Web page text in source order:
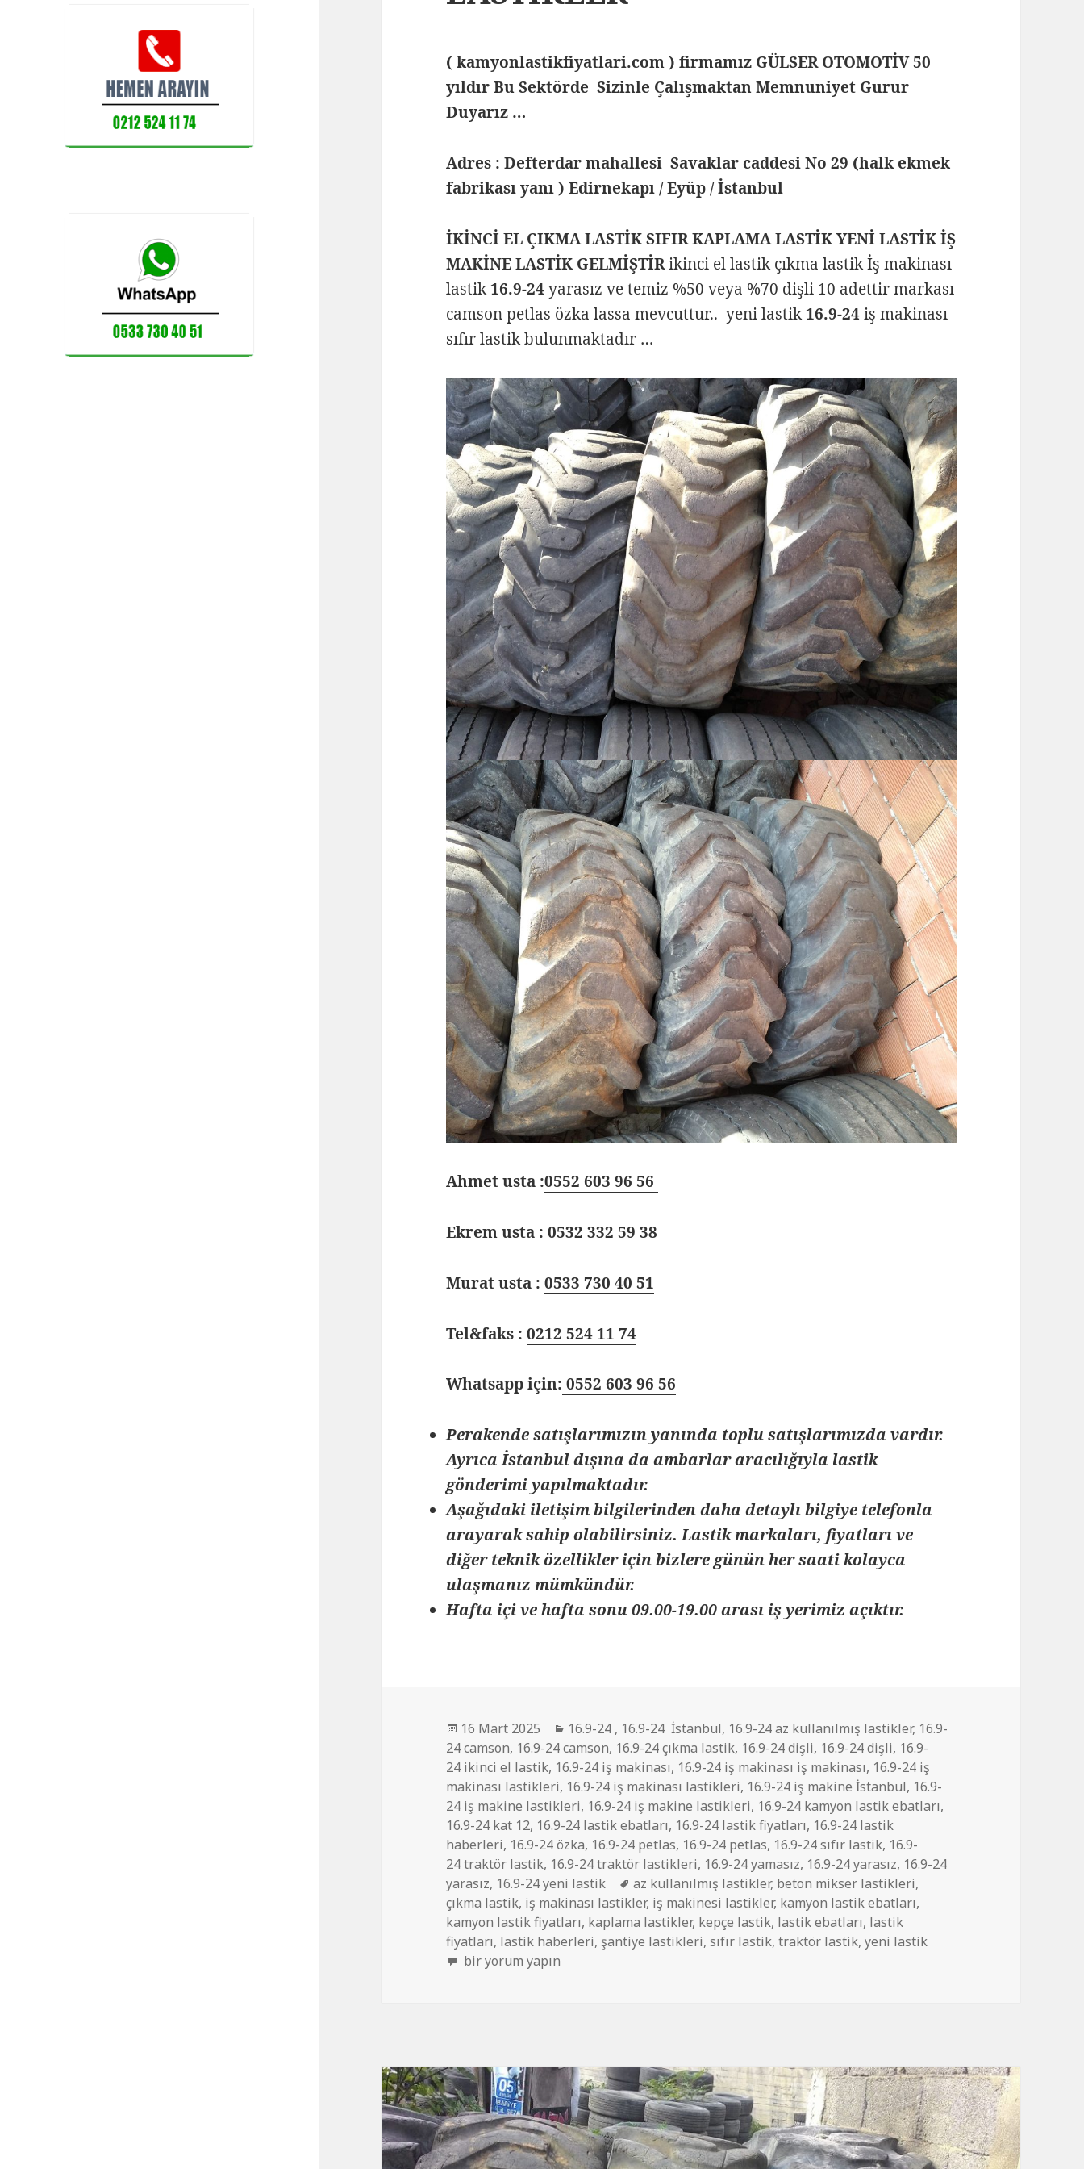
( kamyonlastikfiyatlari.com ) firmamız GÜLSER OTOMOTİV 50
yıldır Bu Sektörde Sizinle Çalışmaktan Memnuniyet Gurur
Duyarız …
Adres : Defterdar mahallesi Savaklar caddesi No 29 (halk ekmek
fabrikası yanı ) Edirnekapı / Eyüp / İstanbul
İKİNCİ EL ÇIKMA LASTİK SIFIR KAPLAMA LASTİK YENİ LASTİK İŞ
MAKİNE LASTİK GELMİŞTİRikinci el lastik çıkma lastik İş makinası
lastik16.9-24yarasız ve temiz %50 veya %70 dişli 10 adettir markası
camson petlas özka lassa mevcuttur.. yeni lastik16.9-24iş makinası
sıfır lastik bulunmaktadır …
Ahmet usta :0552 603 96 56
Ekrem usta :0532 332 59 38
Murat usta :0533 730 40 51
Tel&faks :0212 524 11 74
Whatsapp için: 0552 603 96 56
Perakende satışlarımızın yanında toplu satışlarımızda vardır.
Ayrıca İstanbul dışına da ambarlar aracılığıyla lastik
gönderimi yapılmaktadır.
Aşağıdaki iletişim bilgilerinden daha detaylı bilgiye telefonla
arayarak sahip olabilirsiniz. Lastik markaları, fiyatları ve
diğer teknik özellikler için bizlere günün her saati kolayca
ulaşmanız mümkündür.
Hafta içi ve hafta sonu 09.00-19.00 arası iş yerimiz açıktır.
Yayın
tarihi
16 Mart 2025 Kategoriler
16.9-24 , 16.9-24 İstanbul, 16.9-24 az kullanılmış lastikler, 16.9-
24 camson, 16.9-24 camson, 16.9-24 çıkma lastik, 16.9-24 dişli, 16.9-24 dişli, 16.9-
24 ikinci el lastik, 16.9-24 iş makinası, 16.9-24 iş makinası iş makinası, 16.9-24 iş
makinası lastikleri, 16.9-24 iş makinası lastikleri, 16.9-24 iş makine İstanbul, 16.9-
24 iş makine lastikleri, 16.9-24 iş makine lastikleri, 16.9-24 kamyon lastik ebatları,
16.9-24 kat 12, 16.9-24 lastik ebatları, 16.9-24 lastik fiyatları, 16.9-24 lastik
haberleri, 16.9-24 özka, 16.9-24 petlas, 16.9-24 petlas, 16.9-24 sıfır lastik, 16.9-
24 traktör lastik, 16.9-24 traktör lastikleri, 16.9-24 yamasız, 16.9-24 yarasız, 16.9-24
yarasız, 16.9-24 yeni lastik Etiketler
az kullanılmış lastikler, beton mikser lastikleri,
çıkma lastik, iş makinası lastikler, iş makinesi lastikler, kamyon lastik ebatları,
kamyon lastik fiyatları, kaplama lastikler, kepçe lastik, lastik ebatları, lastik
fiyatları, lastik haberleri, şantiye lastikleri,sıfır lastik,traktör lastik,yeni lastik
16-9-24 İŞ MAKİNASI LASTİKLER için
bir yorum yapın